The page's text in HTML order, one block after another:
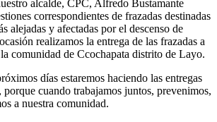
alcalde, CPC, Alfredo Bustamante
correspondientes de frazadas destinadas
alejadas y afectadas por el descenso de
realizamos la entrega de las frazadas a
comunidad de Ccochapata distrito de Layo.
días estaremos haciendo las entregas
porque cuando trabajamos juntos, prevenimos,
a nuestra comunidad.